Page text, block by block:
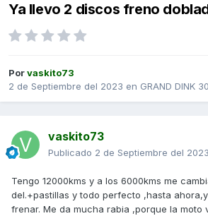
Ya llevo 2 discos freno
Porvaskito73
2 de Septiembre del 2023 en GRAND DINK
vaskito73
Publicado 2 de Septiembre del 2023
Tengo 12000kms y a los 6000kms me
del.+pastillas y todo perfecto ,hasta
frenar. Me da mucha rabia ,porque la moto